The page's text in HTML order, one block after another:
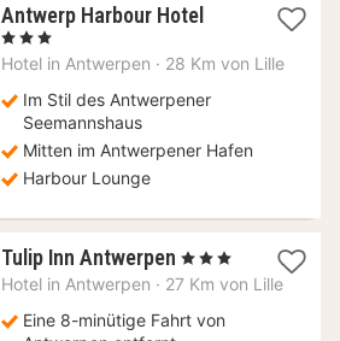
Antwerp Harbour Hotel1
ab
€
, 3 Sterne
Hotel in Antwerpen · 28 Km von Lille
Im Stil des Antwerpener
Seemannshaus
Mitten im Antwerpener Hafen
Harbour Lounge
Tulip Inn Antwerpen 1
Nacht
80
, 3 Sterne
Hotel in Antwerpen · 27 Km von Lille
Eine 8-minütige Fahrt von